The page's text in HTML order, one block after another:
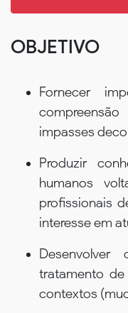
OBJETIVO
Fornecer
impasses
Produzir
humanos
profissionais
interesse em
tratamento
contextos